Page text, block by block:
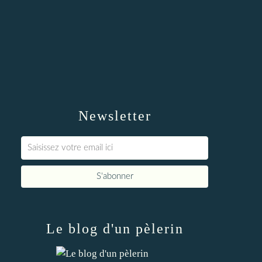
Newsletter
Le blog d'un pèlerin